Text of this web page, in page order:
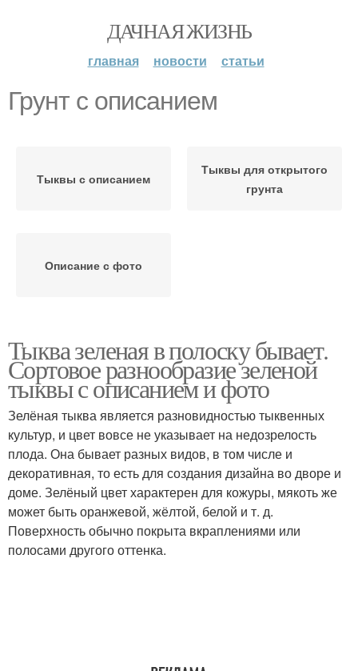
ДАЧНАЯ ЖИЗНЬ
главная новости статьи
Грунт с описанием
Тыквы с описанием
Тыквы для открытого
грунта
Описание с фото
Тыква зеленая в полоску бывает.
Сортовое разнообразие зеленой
тыквы с описанием и фото
Зелёная тыква является разновидностью тыквенных
культур, и цвет вовсе не указывает на недозрелость
плода. Она бывает разных видов, в том числе и
декоративная, то есть для создания дизайна во дворе и
доме. Зелёный цвет характерен для кожуры, мякоть же
может быть оранжевой, жёлтой, белой и т. д.
Поверхность обычно покрыта вкраплениями или
полосами другого оттенка.